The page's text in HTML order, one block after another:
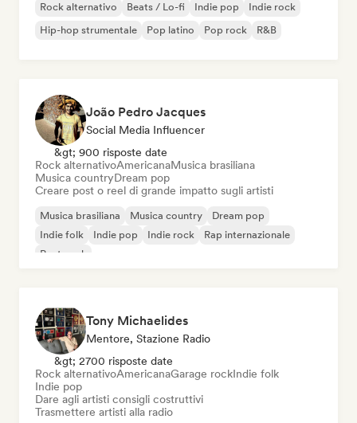
Rock alternativo Beats / Lo-fi Indie pop
Indie rock
Hip-hop strumentale
Pop latino Pop rock R&B
João Pedro Jacques
Social Media Influencer
&gt; 900 risposte date
Rock alternativoAmericanaMusica brasiliana
Musica countryDream pop
Creare post o reel di grande impatto sugli artisti
Musica brasiliana Musica country
Dream pop
Indie folk
Indie pop Indie rock
Rap internazionale
Post punk
Tony Michaelides
Mentore, Stazione Radio
&gt; 2700 risposte date
Rock alternativoAmericanaGarage rockIndie folk
Indie pop
Dare agli artisti consigli costruttivi
Trasmettere artisti alla radio